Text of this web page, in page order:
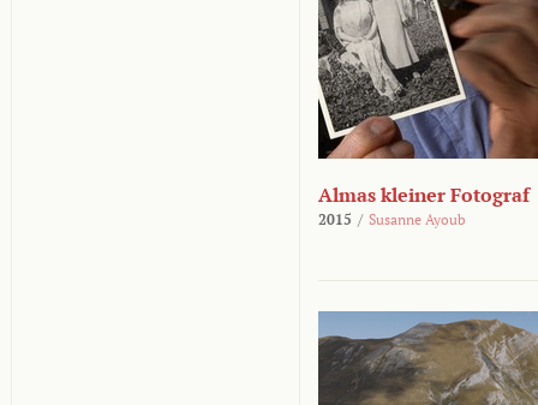
Almas kleiner Fotograf
2015 / Susanne Ayoub